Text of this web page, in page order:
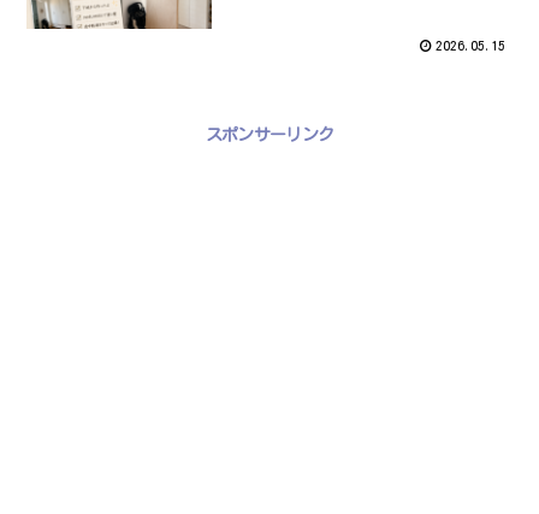
2026.05.15
スポンサーリンク